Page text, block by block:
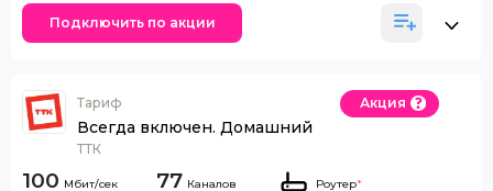
Подключить по акции
Тариф
Всегда включен. Домашний
ТТК
Акция
100 77 Каналов Роутер*